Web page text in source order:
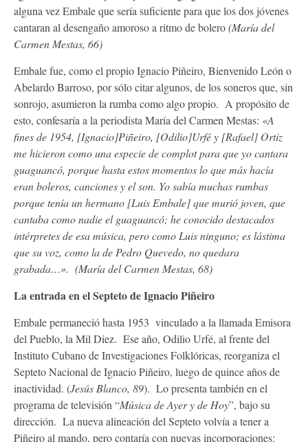
alguna vez Embale que sería suficiente para que los dos jóvenes
cantaran al desengaño amoroso a ritmo de bolero(María del
Carmen Mestas, 66)
Embale fue, como el propio Ignacio Piñeiro, Bienvenido León o
Abelardo Barroso, por sólo citar algunos, de los soneros que, sin
sonrojo, asumieron la rumba como algo propio. A propósito de
esto, confesaría a la periodista María del Carmen Mestas: «A
fines de 1954, [Ignacio]Piñeiro, [Odilio]Urfé y [Rafael] Ortiz
me hicieron como una especie de complot para que yo cantara
guaguancó, porque hasta estos momentos lo que más hacía
eran boleros, canciones y el son. Yo sabía muchas rumbas
porque tenía un hermano [Luis Embale] que murió joven, que
cantaba como nadie el guaguancó; he conocido destacados
intérpretes de esa música, pero como Luis ninguno; es lástima
que su voz, como la de Pedro Quevedo, no quedara
grabada…». (María del Carmen Mestas, 68)
La entrada en el Septeto de Ignacio Piñeiro
Embale permaneció hasta 1953 vinculado a la llamada Emisora
del Pueblo, la Mil Diez. Ese año, Odilio Urfé, al frente del
Instituto Cubano de Investigaciones Folklóricas, reorganiza el
Septeto Nacional de Ignacio Piñeiro, luego de quince años de
inactividad. (Jesús Blanco, 89). Lo presenta también en el
programa de televisión “Música de Ayer y de Hoy”, bajo su
dirección. La nueva alineación del Septeto volvía a tener a
Piñeiro al mando, pero contaría con nuevas incorporaciones: